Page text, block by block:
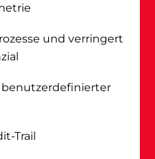
und verringert
Trail